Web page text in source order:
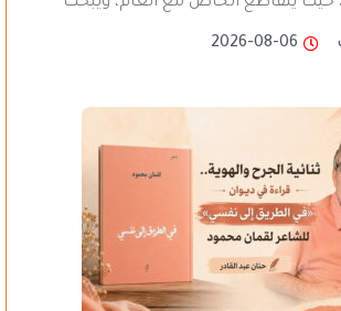
2026-08-06